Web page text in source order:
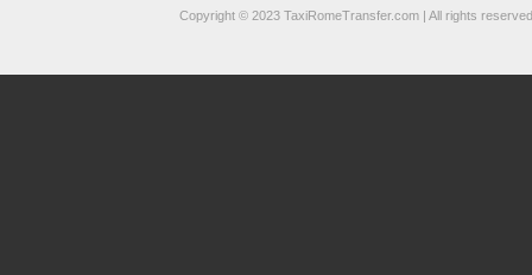
Copyright © 2023 TaxiRomeTransfer.com | All rights reserved